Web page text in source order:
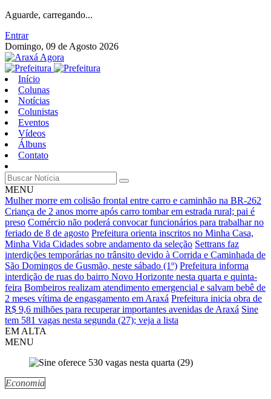
Aguarde, carregando...
Entrar
Domingo, 09 de Agosto 2026
Início
Colunas
Notícias
Colunistas
Eventos
Vídeos
Álbuns
Contato
MENU
Mulher morre em colisão frontal entre carro e caminhão na BR-262
Criança de 2 anos morre após carro tombar em estrada rural; pai é
preso Comércio não poderá convocar funcionários para trabalhar no
feriado de 8 de agosto Prefeitura orienta inscritos no Minha Casa,
Minha Vida Cidades sobre andamento da seleção Settrans faz
interdições temporárias no trânsito devido à Corrida e Caminhada de
São Domingos de Gusmão, neste sábado (1º) Prefeitura informa
interdição de ruas do bairro Novo Horizonte nesta quarta e quinta-
feira Bombeiros realizam atendimento emergencial e salvam bebê de
2 meses vítima de engasgamento em Araxá Prefeitura inicia obra de
R$ 9,6 milhões para recuperar importantes avenidas de Araxá Sine
tem 581 vagas nesta segunda (27); veja a lista
EM ALTA
MENU
Economia